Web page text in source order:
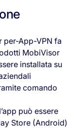
per-App-VPN fa
MobiVisor
installata su
comando
l’app può essere
Store (Android)